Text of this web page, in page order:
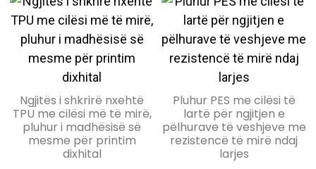
Ngjitës i shkrirë nxehtë
TPU me cilësi më të mirë,
pluhur i madhësisë së
mesme për printim
dixhital
Pluhur PES me cilësi të
lartë për ngjitjen e
pëlhurave të veshjeve me
rezistencë të mirë ndaj
larjes
Film DTF i menjëhershëm
me lëkurë të nxehtë
30/60cm*100m film PET
Film DTF me çmim të
nxehtë 30/60cm*100m
me transferim të
nxehtësisë në rul, çmimi i
fabrikës së filmit PET
Prodhues i filmit të çilimit
të ftohtë dhe të nxehtë
për shtypje ekrani dhe
ofset
Prodhues i filmit PET, film i
veshur me çikëzim të
ftohtë dhe të nxehtë
Granula ngjitëse të
shkrirë me nxehtësi për
tekstile
Granula ngjitëse të
shkrira të nxehtë për
tekstile në shitjet më të
mira - kopje